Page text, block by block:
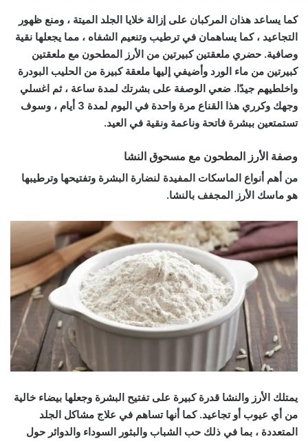
كما يساعد هذان المركبان على إزالة خلايا الجلد الميتة ، ومنع ظهور
التجاعيد ، كما يساهمان في ترطيب وتنعيم الشفاه ، مما يجعلها نقية
وصافية. حضري ملعقتين كبيرتين من الأرز المطحون مع ملعقتين
كبيرتين من ماء الورد وأضيفي إليها ملعقة كبيرة من الحليب البودرة
واخلطيهم جيدًا. ضعي الوصفة على بشرتك لمدة ساعة ، ثم اغسلي
وجهك وكرري هذا القناع مرة واحدة في اليوم لمدة 3 أيام ، وسوف
تستمتعين ببشرة فاتحة وناعمة ونقية في العيد.
وصفة الأرز المطحون مع مسحوق النشا
من أهم أنواع الماسكات المفيدة لنضارة البشرة وتفتيحها وترطيبها
هو ماسك الأرز المجفف بالنشا.
يمتلك الأرز والنشا قدرة كبيرة على تفتيح البشرة وجعلها بيضاء خالية
من أي عيوب أو تجاعيد. كما أنها تساهم في علاج مشاكل الجلد
المتعددة ، بما في ذلك حب الشباب والبثور السوداء والدوائر حول